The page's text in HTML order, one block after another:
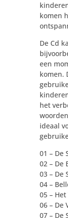
komen
De Cd
een
komen.
het
ideaal
01 – De
02 – De
03 – De
04 –
05 –
06 – De
07 – De